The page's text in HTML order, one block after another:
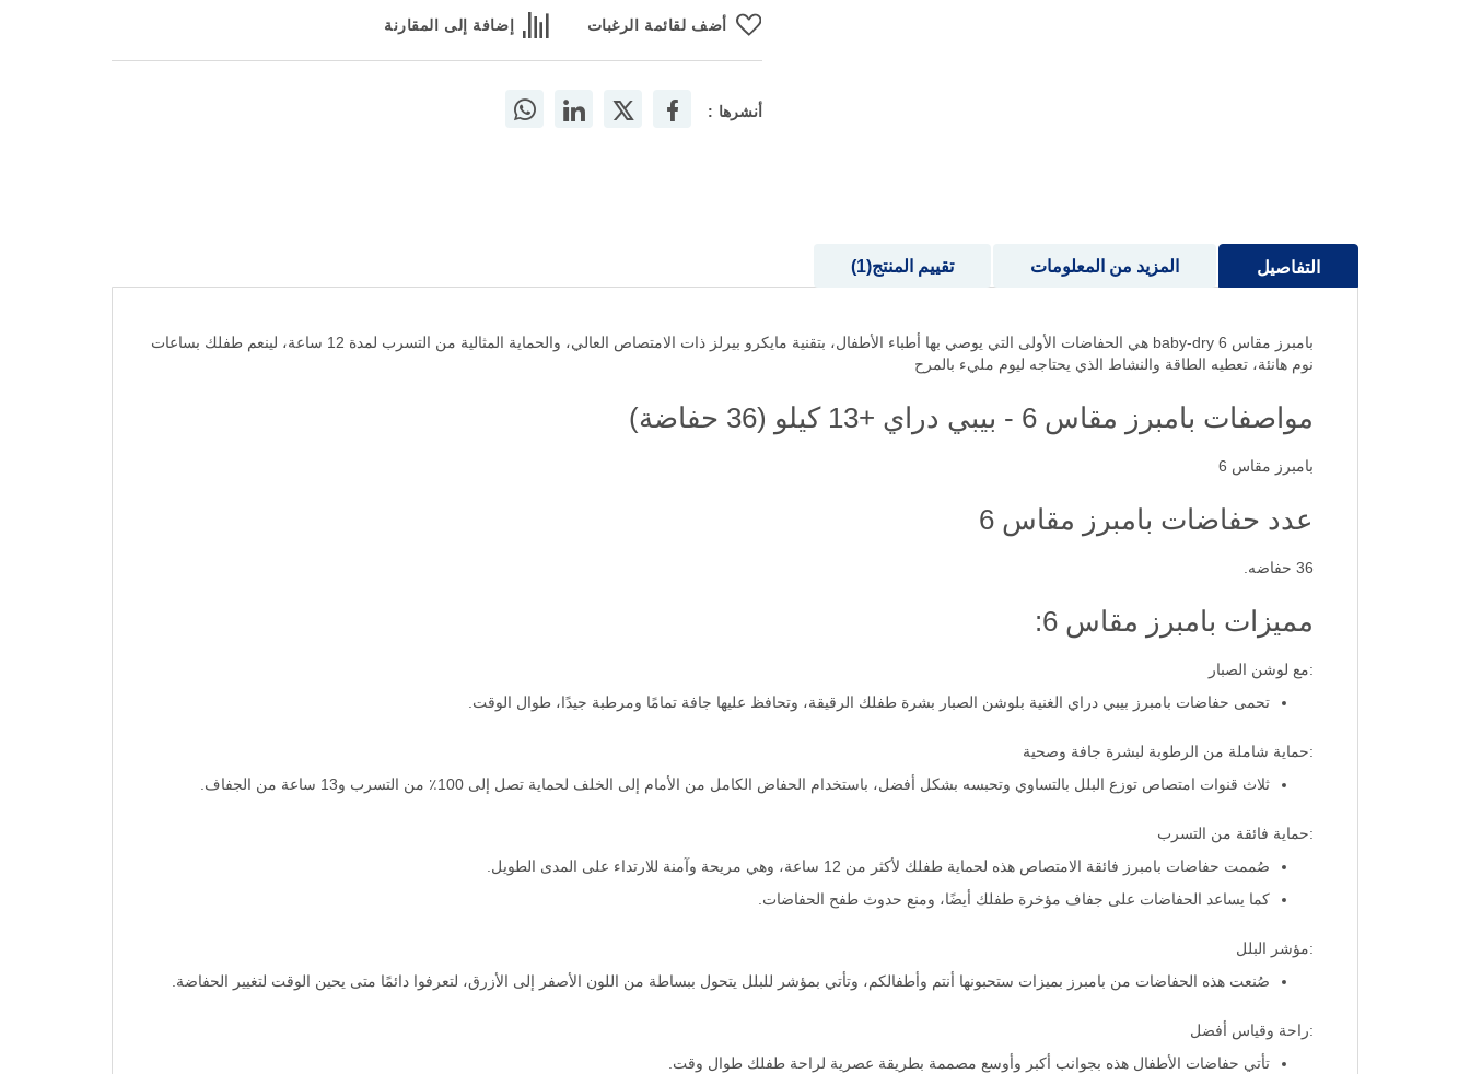
أضف لقائمة الرغبات إضافة إلى المقارنة
أنشرها :
التفاصيل
بامبرز مقاس 6 baby-dry هي الحفاضات الأولى التي يوصي بها أطباء الأطفال، بتقنية مايكرو بيرلز ذات الامتصاص العالي، والحماية المثالية من التسرب لمدة 12 ساعة، لينعم طفلك بساعات
نوم هانئة، تعطيه الطاقة والنشاط الذي يحتاجه ليوم مليء بالمرح
مواصفات بامبرز مقاس 6 - بيبي دراي +13 كيلو (36 حفاضة)
بامبرز مقاس 6
عدد حفاضات بامبرز مقاس 6
36 حفاضه.
مميزات بامبرز مقاس 6:
:مع لوشن الصبار
تحمى حفاضات بامبرز بيبي دراي الغنية بلوشن الصبار بشرة طفلك الرقيقة، وتحافظ عليها جافة تمامًا ومرطبة جيدًا، طوال الوقت.
:حماية شاملة من الرطوبة لبشرة جافة وصحية
ثلاث قنوات امتصاص توزع البلل بالتساوي وتحبسه بشكل أفضل، باستخدام الحفاض الكامل من الأمام إلى الخلف لحماية تصل إلى 100٪ من التسرب و13 ساعة من الجفاف.
:حماية فائقة من التسرب
صُممت حفاضات بامبرز فائقة الامتصاص هذه لحماية طفلك لأكثر من 12 ساعة، وهي مريحة وآمنة للارتداء على المدى الطويل.
كما يساعد الحفاضات على جفاف مؤخرة طفلك أيضًا، ومنع حدوث طفح الحفاضات.
:مؤشر البلل
صُنعت هذه الحفاضات من بامبرز بميزات ستحبونها أنتم وأطفالكم، وتأتي بمؤشر للبلل يتحول ببساطة من اللون الأصفر إلى الأزرق، لتعرفوا دائمًا متى يحين الوقت لتغيير الحفاضة.
:راحة وقياس أفضل
تأتي حفاضات الأطفال هذه بجوانب أكبر وأوسع مصممة بطريقة عصرية لراحة طفلك طوال وقت.
المزيد من المعلومات تقييم المنتج 1